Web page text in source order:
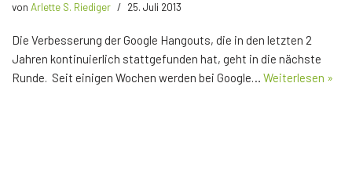
von Arlette S. Riediger 25. Juli 2013
Die Verbesserung der Google Hangouts, die in den letzten 2
Jahren kontinuierlich stattgefunden hat, geht in die nächste
Runde. Seit einigen Wochen werden bei Google… Weiterlesen »